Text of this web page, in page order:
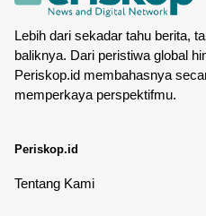
Lebih dari sekadar tahu berita,
baliknya. Dari peristiwa global
Periskop.id membahasnya
memperkaya perspektifmu.
Periskop.id
Tentang Kami